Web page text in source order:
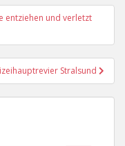
entziehen und verletzt
Stralsund